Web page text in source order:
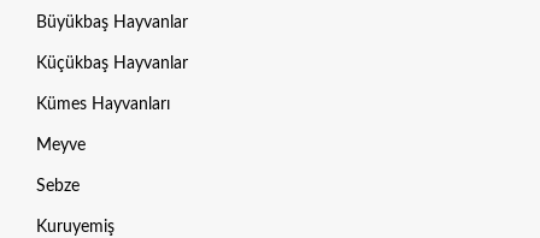
Büyükbaş Hayvanlar
Küçükbaş Hayvanlar
Kümes Hayvanları
Meyve
Sebze
Kuruyemiş